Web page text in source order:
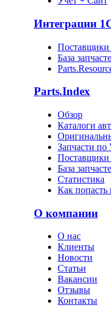
Интеграции
Поставщики
База
Parts.Index
Обзор
Каталоги
Запчасти по
Поставщики
База
Статистика
Как попасть
О компании
О нас
Клиенты
Новости
Статьи
Вакансии
Отзывы
Контакты